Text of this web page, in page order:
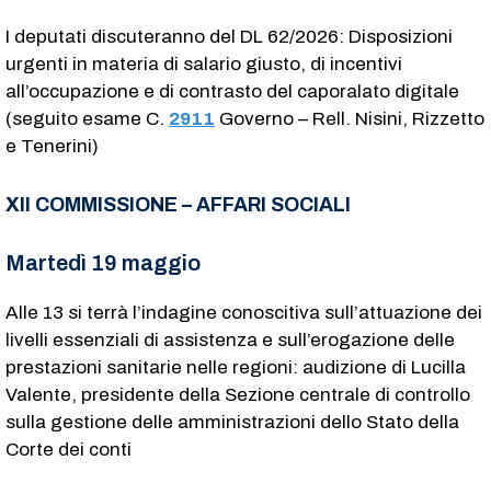
I deputati discuteranno del DL 62/2026: Disposizioni
urgenti in materia di salario giusto, di incentivi
all’occupazione e di contrasto del caporalato digitale
(seguito esame C. 2911 ​ Governo – Rell. Nisini, Rizzetto
e Tenerini)
XII COMMISSIONE – AFFARI SOCIALI
Martedì 19 maggio
Alle 13 si terrà l’indagine conoscitiva sull’attuazione dei
livelli essenziali di assistenza e sull’erogazione delle
prestazioni sanitarie nelle regioni: audizione di Lucilla
Valente, presidente della Sezione centrale di controllo
sulla gestione delle amministrazioni dello Stato della
Corte dei conti